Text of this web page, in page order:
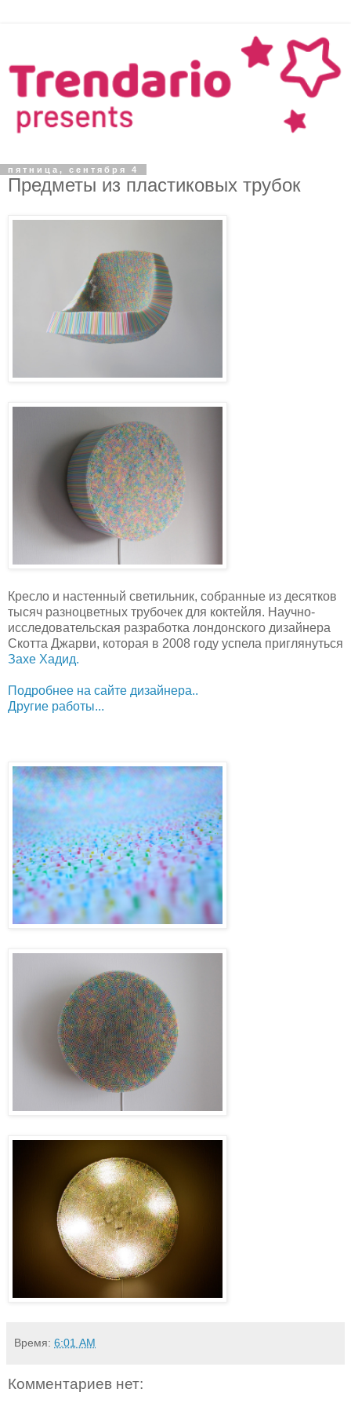
пятница, сентября 4
Предметы из пластиковых трубок
Кресло и настенный светильник, собранные из десятков
тысяч разноцветных трубочек для коктейля. Научно-
исследовательская разработка лондонского дизайнера
Скотта Джарви, которая в 2008 году успела приглянуться
Захе Хадид.
Подробнее на сайте дизайнера..
Другие работы...
Время: 6:01 AM
Комментариев нет: